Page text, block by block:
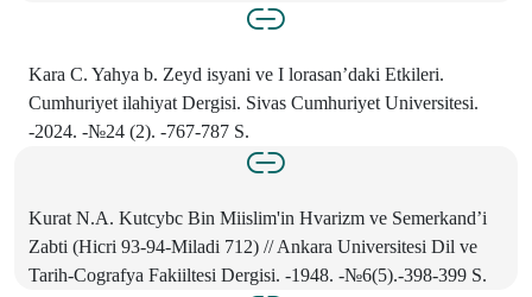
Kara C. Yahya b. Zeyd isyani ve I lorasan’daki Etkileri.
Cumhuriyet ilahiyat Dergisi. Sivas Cumhuriyet Universitesi.
-2024. -№24 (2). -767-787 S.
Kurat N.A. Kutcybc Bin Miislim'in Hvarizm ve Semerkand’i
Zabti (Hicri 93-94-Miladi 712) // Ankara Universitesi Dil ve
Tarih-Cografya Fakiiltesi Dergisi. -1948. -№6(5).-398-399 S.